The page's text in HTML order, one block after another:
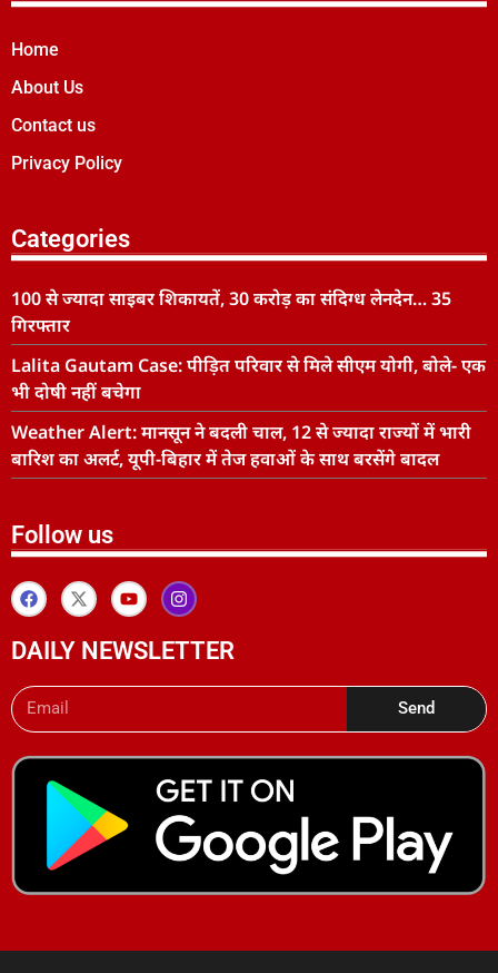
Home
About Us
Contact us
Privacy Policy
Categories
100 से ज्यादा साइबर शिकायतें, 30 करोड़ का संदिग्ध लेनदेन… 35
गिरफ्तार
Lalita Gautam Case: पीड़ित परिवार से मिले सीएम योगी, बोले- एक
भी दोषी नहीं बचेगा
Weather Alert: मानसून ने बदली चाल, 12 से ज्यादा राज्यों में भारी
बारिश का अलर्ट, यूपी-बिहार में तेज हवाओं के साथ बरसेंगे बादल
Follow us
DAILY NEWSLETTER
Send